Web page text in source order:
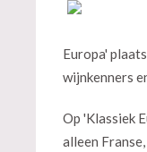
Europa'
wijnkenners
Op 'Klassiek
alleen